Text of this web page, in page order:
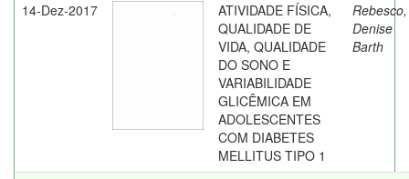
14-Dez-2017
ATIVIDADE FÍSICA,
QUALIDADE DE
VIDA, QUALIDADE
DO SONO E
VARIABILIDADE
GLICÊMICA EM
ADOLESCENTES
COM DIABETES
MELLITUS TIPO 1
Rebesco,
Denise
Barth